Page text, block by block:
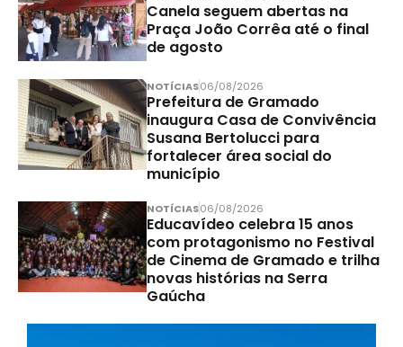
Canela seguem abertas na
Praça João Corrêa até o final
de agosto
NOTÍCIAS06/08/2026
Prefeitura de Gramado
inaugura Casa de Convivência
Susana Bertolucci para
fortalecer área social do
município
NOTÍCIAS06/08/2026
Educavídeo celebra 15 anos
com protagonismo no Festival
de Cinema de Gramado e trilha
novas histórias na Serra
Gaúcha